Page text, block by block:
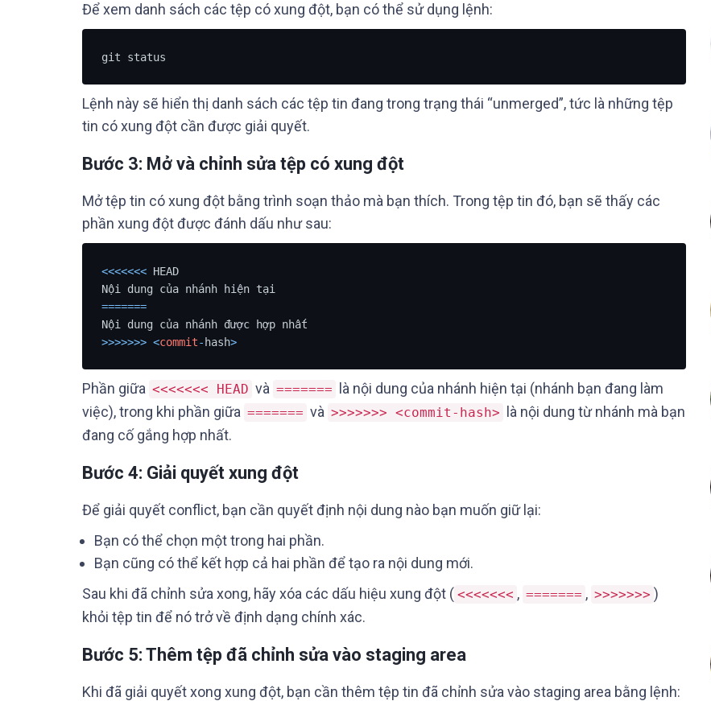
Để xem danh sách các tệp có xung đột, bạn có thể sử dụng lệnh:
git status
Lệnh này sẽ hiển thị danh sách các tệp tin đang trong trạng thái “unmerged”, tức là những tệp
tin có xung đột cần được giải quyết.
Bước 3: Mở và chỉnh sửa tệp có xung đột
Mở tệp tin có xung đột bằng trình soạn thảo mà bạn thích. Trong tệp tin đó, bạn sẽ thấy các
phần xung đột được đánh dấu như sau:
<<<<<<< HEAD
=======
>>>>>>> <commit-hash>
Phần giữa <<<<<<< HEAD và =======
là nội dung của nhánh hiện tại (nhánh bạn đang làm
việc), trong khi phần giữa ======= và >>>>>>> <commit-hash>
là nội dung từ nhánh mà bạn
đang cố gắng hợp nhất.
Bước 4: Giải quyết xung đột
Để giải quyết conflict, bạn cần quyết định nội dung nào bạn muốn giữ lại:
Bạn có thể chọn một trong hai phần.
Bạn cũng có thể kết hợp cả hai phần để tạo ra nội dung mới.
Sau khi đã chỉnh sửa xong, hãy xóa các dấu hiệu xung đột ( <<<<<<< , ======= , >>>>>>> )
khỏi tệp tin để nó trở về định dạng chính xác.
Bước 5: Thêm tệp đã chỉnh sửa vào staging area
Khi đã giải quyết xong xung đột, bạn cần thêm tệp tin đã chỉnh sửa vào staging area bằng lệnh: